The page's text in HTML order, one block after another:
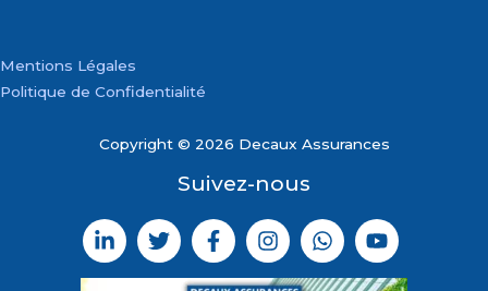
Mentions Légales
Politique de Confidentialité
Copyright © 2026 Decaux Assurances
Suivez-nous